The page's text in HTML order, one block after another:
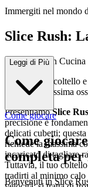
Immergiti nel mondo
Slice Rush:
a Destrezza in Cucina
Un semplice coltello
per la tua prossima
PresentiamoSlice
precisione è
delicati cubetti;
richiede la massima
incaricato di tagliare
Tuttavia, il tuo
tradirti al minimo calo
Leggi di Più
Come giocare
Come
completa
Benvenuti in Slice